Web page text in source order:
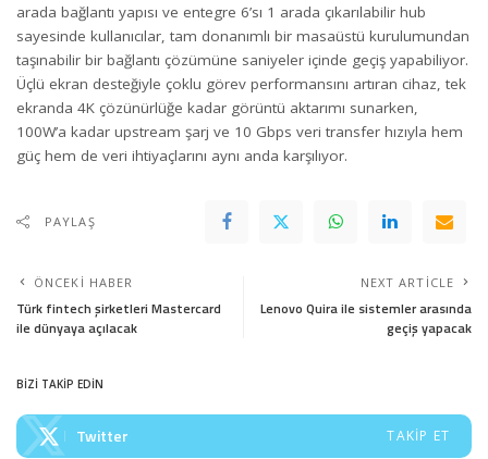
arada bağlantı yapısı ve entegre 6’sı 1 arada çıkarılabilir hub
sayesinde kullanıcılar, tam donanımlı bir masaüstü kurulumundan
taşınabilir bir bağlantı çözümüne saniyeler içinde geçiş yapabiliyor.
Üçlü ekran desteğiyle çoklu görev performansını artıran cihaz, tek
ekranda 4K çözünürlüğe kadar görüntü aktarımı sunarken,
100W’a kadar upstream şarj ve 10 Gbps veri transfer hızıyla hem
güç hem de veri ihtiyaçlarını aynı anda karşılıyor.
PAYLAŞ
ÖNCEKI HABER
Türk fintech şirketleri Mastercard
ile dünyaya açılacak
NEXT ARTICLE
Lenovo Quira ile sistemler arasında
geçiş yapacak
BİZİ TAKİP EDİN
Twitter TAKIP ET